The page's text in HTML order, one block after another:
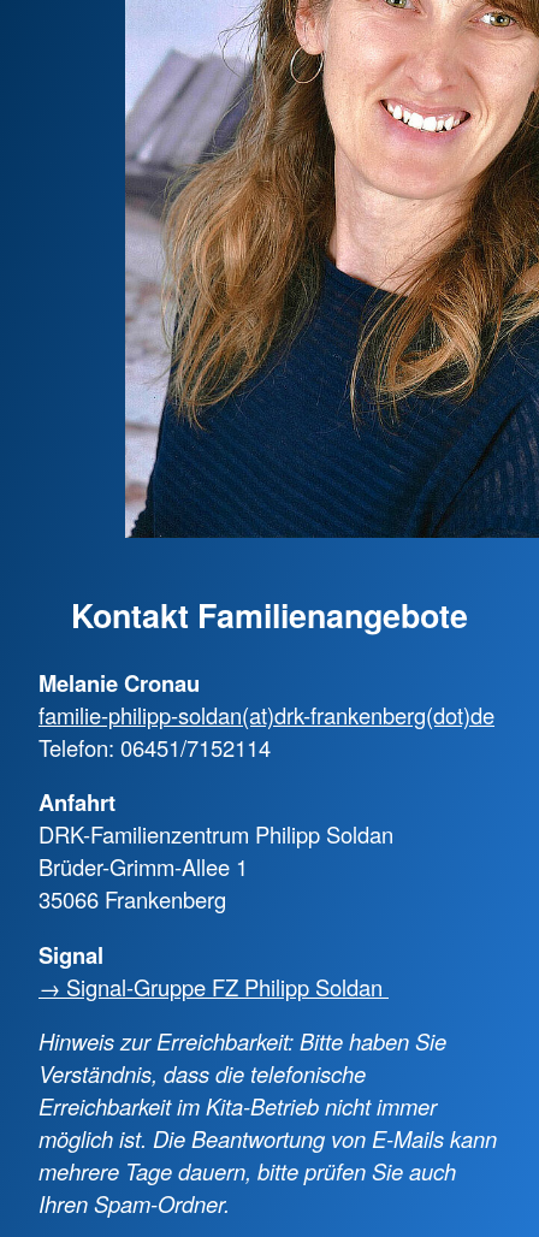
Kontakt Familienangebote
Melanie Cronau
familie-philipp-soldan(at)drk-frankenberg(dot)de
Telefon: 06451/7152114
Anfahrt
DRK-Familienzentrum Philipp Soldan
Brüder-Grimm-Allee 1
35066 Frankenberg
Signal
→ Signal-Gruppe FZ Philipp Soldan
Hinweis zur Erreichbarkeit: Bitte haben Sie
Verständnis, dass die telefonische
Erreichbarkeit im Kita-Betrieb nicht immer
möglich ist. Die Beantwortung von E-Mails kann
mehrere Tage dauern, bitte prüfen Sie auch
Ihren Spam-Ordner.